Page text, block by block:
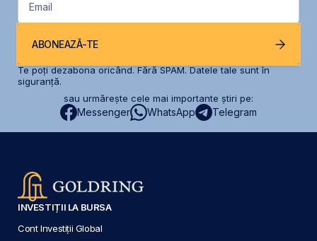
Email
ABONEAZĂ-TE
Te poți dezabona oricând. Fără SPAM. Datele tale sunt în
siguranță.
sau urmărește cele mai importante știri pe:
Messenger WhatsApp Telegram
INVESTIȚII LA BURSA
Cont Investiții Global